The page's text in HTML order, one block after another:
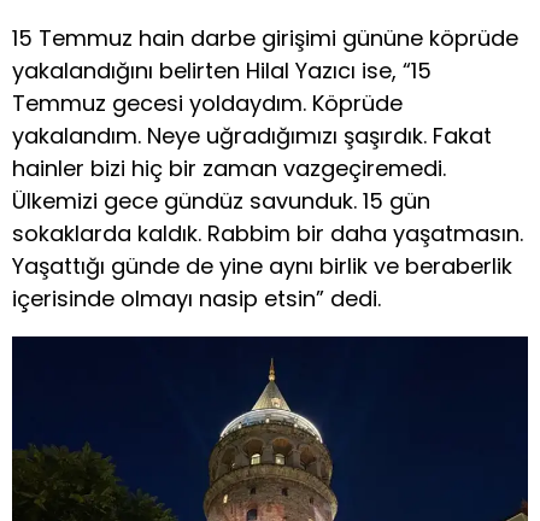
15 Temmuz hain darbe girişimi gününe köprüde
yakalandığını belirten Hilal Yazıcı ise, “15
Temmuz gecesi yoldaydım. Köprüde
yakalandım. Neye uğradığımızı şaşırdık. Fakat
hainler bizi hiç bir zaman vazgeçiremedi.
Ülkemizi gece gündüz savunduk. 15 gün
sokaklarda kaldık. Rabbim bir daha yaşatmasın.
Yaşattığı günde de yine aynı birlik ve beraberlik
içerisinde olmayı nasip etsin” dedi.